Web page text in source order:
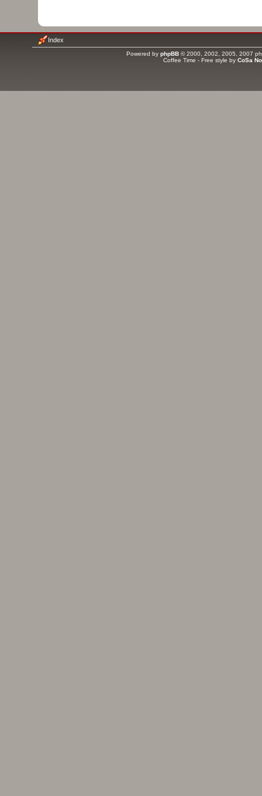
Index
Powered by phpBB© 2000, 2002, 2005, 2007
Coffee Time - Free style by CoSa